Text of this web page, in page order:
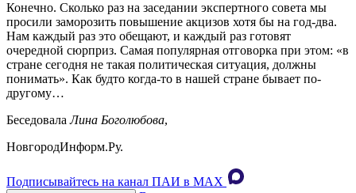
Конечно. Сколько раз на заседании экспертного совета мы
просили заморозить повышение акцизов хотя бы на год-два.
Нам каждый раз это обещают, и каждый раз готовят
очередной сюрприз. Самая популярная отговорка при этом: «в
стране сегодня не такая политическая ситуация, должны
понимать». Как будто когда-то в нашей стране бывает по-
другому…
БеседовалаЛина Боголюбова,
НовгородИнформ.Ру.
Подписывайтесь на канал ПАИ в MAХ